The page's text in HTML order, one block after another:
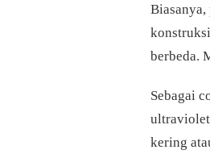
MASING
berbeda.
Sebagai
kering